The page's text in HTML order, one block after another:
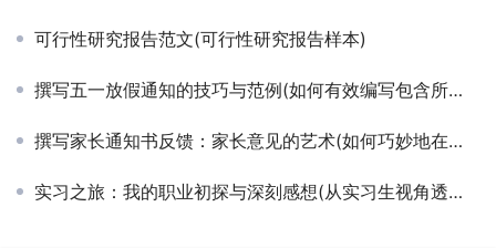
可行性研究报告范文(可行性研究报告样本)
撰写五一放假通知的技巧与范例(如何有效编写包含所有细节的五一劳动节放假安排通知)
撰写家长通知书反馈：家长意见的艺术(如何巧妙地在家长通知书中表达意见与建议)
实习之旅：我的职业初探与深刻感想(从实习生视角透视职场文化与个人成长的深刻感悟)